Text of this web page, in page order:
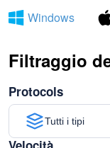
Windows
Filtraggio
Protocols
Tutti i tipi